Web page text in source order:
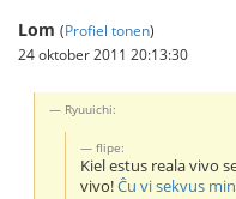
Lom (Profiel tonen)
24 oktober 2011 20:13:30
Ryuuichi:
flipe:
Kiel estus reala vivo
vivo!Ĉu vi sekvus